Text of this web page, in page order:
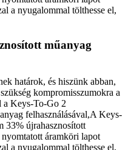
a nyugalommal tölthesse el,
műanyag
határok, és hiszünk abban,
kompromisszumokra a
a Keys-To-Go 2
felhasználásával,A Keys-
33% újrahasznosított
áramköri lapot
a nyugalommal tölthesse el,